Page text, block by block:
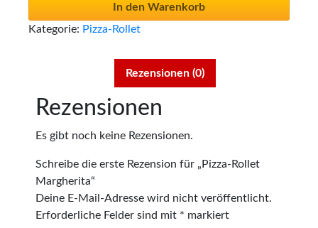
In den Warenkorb
Kategorie: Pizza-Rollet
Rezensionen (0)
Rezensionen
Es gibt noch keine Rezensionen.
Schreibe die erste Rezension für „Pizza-Rollet
Margherita“
Deine E-Mail-Adresse wird nicht veröffentlicht.
Erforderliche Felder sind mit * markiert